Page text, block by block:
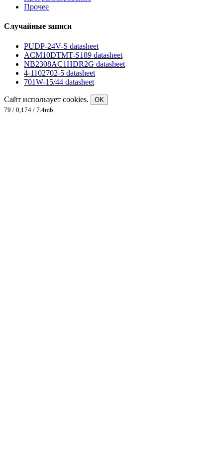
Прочее
Случайные записи
PUDP-24V-S datasheet
ACM10DTMT-S189 datasheet
NB2308AC1HDR2G datasheet
4-1102702-5 datasheet
701W-15/44 datasheet
Сайт использует cookies.
OK
79 / 0,174 / 7.4mb